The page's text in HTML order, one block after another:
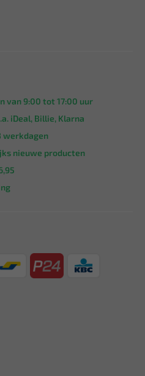
van 9:00 tot 17:00 uur
iDeal, Billie, Klarna
werkdagen
nieuwe producten